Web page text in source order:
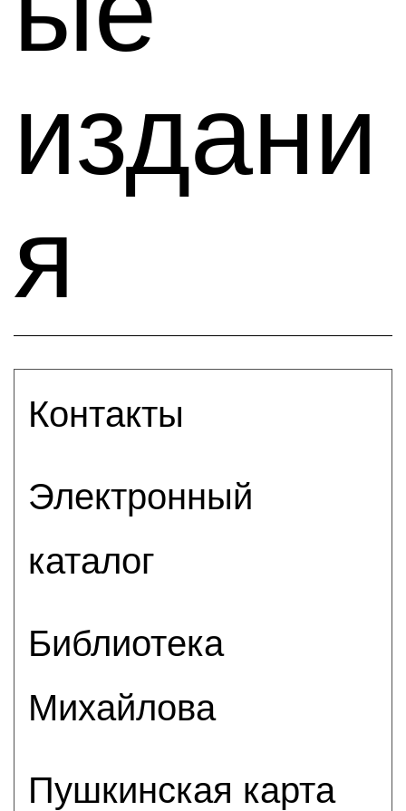
издани
я
Контакты
Электронный
каталог
Библиотека
Михайлова
Пушкинская карта